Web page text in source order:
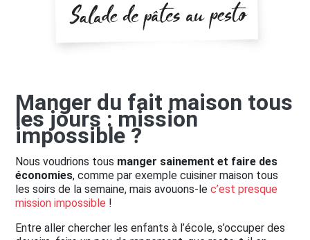
Manger du fait maison tous
les jours : mission
impossible ?
Nous voudrions tous manger sainement et faire des
économies, comme par exemple cuisiner maison tous
les soirs de la semaine, mais avouons-le c’est presque
mission impossible !
Entre aller chercher les enfants à l’école, s’occuper des